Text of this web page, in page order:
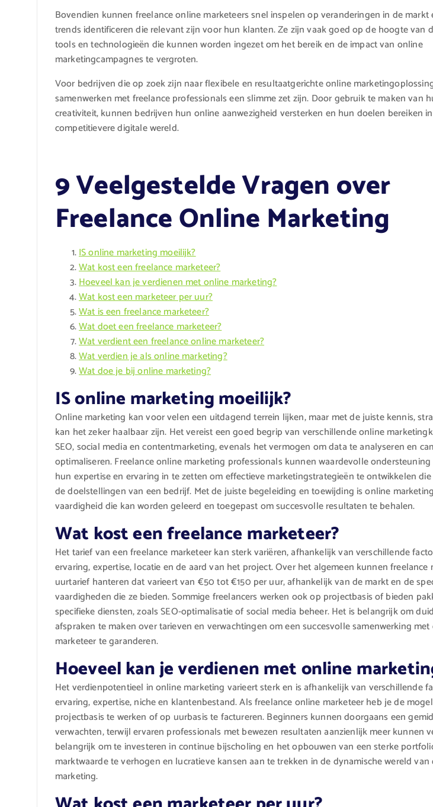
Bovendien kunnen freelance online marketeers snel inspelen op veranderingen in de markt
trends identificeren die relevant zijn voor hun klanten. Ze zijn vaak goed op de hoogte van
tools en technologieën die kunnen worden ingezet om het bereik en de impact van online
marketingcampagnes te vergroten.
Voor bedrijven die op zoek zijn naar flexibele en resultaatgerichte online
samenwerken met freelance professionals een slimme zet zijn. Door gebruik te maken van
creativiteit, kunnen bedrijven hun online aanwezigheid versterken en hun doelen bereiken
competitievere digitale wereld.
9 Veelgestelde Vragen over
Freelance Online Marketing
IS online marketing moeilijk?
Wat kost een freelance marketeer?
Hoeveel kan je verdienen met online marketing?
Wat kost een marketeer per uur?
Wat is een freelance marketeer?
Wat doet een freelance marketeer?
Wat verdient een freelance online marketeer?
Wat verdien je als online marketing?
Wat doe je bij online marketing?
IS online marketing moeilijk?
Online marketing kan voor velen een uitdagend terrein lijken, maar met de juiste kennis,
kan het zeker haalbaar zijn. Het vereist een goed begrip van verschillende online
SEO, social media en contentmarketing, evenals het vermogen om data te analyseren en
optimaliseren. Freelance online marketing professionals kunnen waardevolle
hun expertise en ervaring in te zetten om effectieve marketingstrategieën te ontwikkelen
de doelstellingen van een bedrijf. Met de juiste begeleiding en toewijding is online
vaardigheid die kan worden geleerd en toegepast om succesvolle resultaten te behalen.
Wat kost een freelance marketeer?
Het tarief van een freelance marketeer kan sterk variëren, afhankelijk van verschillende
ervaring, expertise, locatie en de aard van het project. Over het algemeen kunnen freelance
uurtarief hanteren dat varieert van €50 tot €150 per uur, afhankelijk van de markt en de
vaardigheden die ze bieden. Sommige freelancers werken ook op projectbasis of bieden
specifieke diensten, zoals SEO-optimalisatie of social media beheer. Het is belangrijk om
afspraken te maken over tarieven en verwachtingen om een succesvolle samenwerking
marketeer te garanderen.
Hoeveel kan je verdienen met online
Het verdienpotentieel in online marketing varieert sterk en is afhankelijk van verschillende
ervaring, expertise, niche en klantenbestand. Als freelance online marketeer heb je de
projectbasis te werken of op uurbasis te factureren. Beginners kunnen doorgaans een
verwachten, terwijl ervaren professionals met bewezen resultaten aanzienlijk meer kunnen
belangrijk om te investeren in continue bijscholing en het opbouwen van een sterke
marktwaarde te verhogen en lucratieve kansen aan te trekken in de dynamische wereld
marketing.